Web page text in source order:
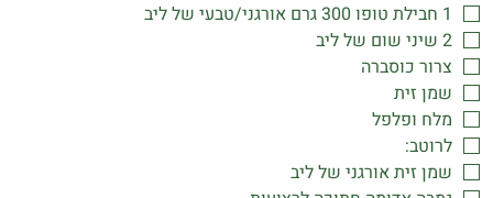
1 חבילת טופו 300 גרם אורגני/טבעי של ליב
2 שיני שום של ליב
צרור כוסברה
שמן זית
מלח ופלפל
לרוטב:
שמן זית אורגני של ליב